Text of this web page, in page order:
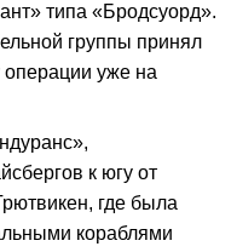
типа «Бродсуорд».
группы принял
уже на
к югу от
где была
кораблями